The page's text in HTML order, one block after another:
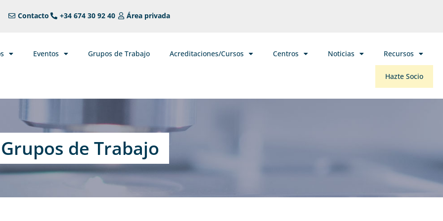
Contacto +34 674 30 92 40 Área privada
Eventos Grupos de Trabajo Acreditaciones/Cursos Centros Noticias Recursos
Hazte Socio
Grupos de Trabajo